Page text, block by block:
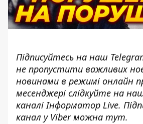
Підписуйтесь на наш
не пропустити важливих
новинами в режимі онлайн
месенджері слідкуйте на
каналіІнформатор Live.
канал у Viber можна тут.